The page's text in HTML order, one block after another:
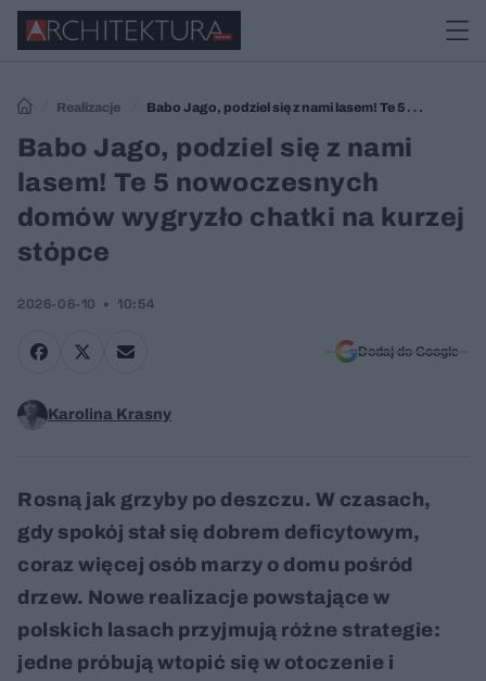
Realizacje
Babo Jago, podziel się z nami lasem! Te 5
nowoczesnych domów wygryzło chatki na kurzej stópce
Babo Jago, podziel się z nami
lasem! Te 5 nowoczesnych
domów wygryzło chatki na kurzej
stópce
2026-06-10 10:54
Dodaj do Google
Karolina Krasny
Rosną jak grzyby po deszczu. W czasach,
gdy spokój stał się dobrem deficytowym,
coraz więcej osób marzy o domu pośród
drzew. Nowe realizacje powstające w
polskich lasach przyjmują różne strategie:
jedne próbują wtopić się w otoczenie i